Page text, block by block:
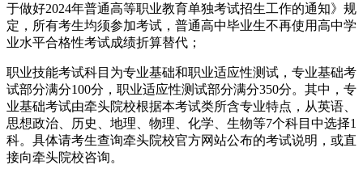
于做好2024年普通高等职业教育单独考试招生工作的通知》规
定，所有考生均须参加考试，普通高中毕业生不再使用高中学
业水平合格性考试成绩折算替代；
职业技能考试科目为专业基础和职业适应性测试，专业基础考
试部分满分100分，职业适应性测试部分满分350分。其中，专
业基础考试由牵头院校根据本考试类所含专业特点，从英语、
思想政治、历史、地理、物理、化学、生物等7个科目中选择1
科。具体请考生查询牵头院校官方网站公布的考试说明，或直
接向牵头院校咨询。